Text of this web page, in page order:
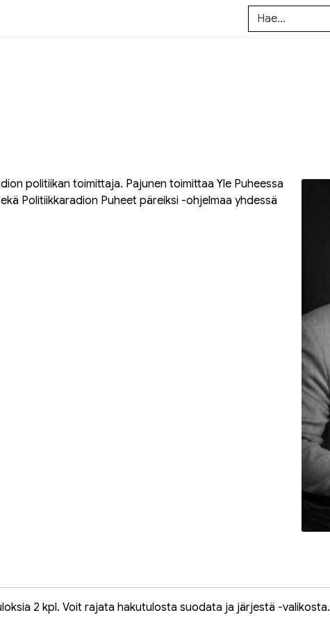
politiikan toimittaja. Pajunen toimittaa Yle Puheessa
Politiikkaradion Puheet päreiksi -ohjelmaa yhdessä
2 kpl. Voit rajata hakutulosta suodata ja järjestä -valikosta.